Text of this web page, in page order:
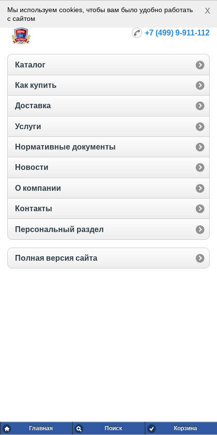
Норма-112
+7 (499) 9-911-112
Каталог
Как купить
Доставка
Услуги
Нормативные документы
Новости
О компании
Контакты
Персональный раздел
Полная версия сайта
Главная Поиск Корзина
Мы используем cookies, чтобы вам было удобно работать
с сайтом
x